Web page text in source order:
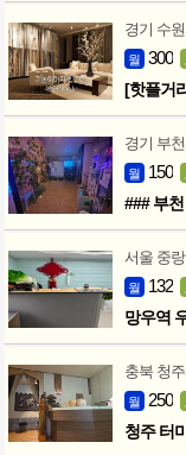
경기 수원
월 300
[핫플거
경기 부천
월 150
서울 중
월 132
망우역
충북 청주
월 250
청주 터